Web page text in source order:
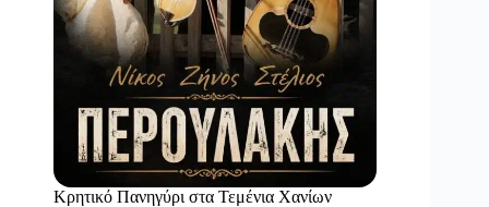
Κρητικό Πανηγύρι στα Τεμένια Χανίων